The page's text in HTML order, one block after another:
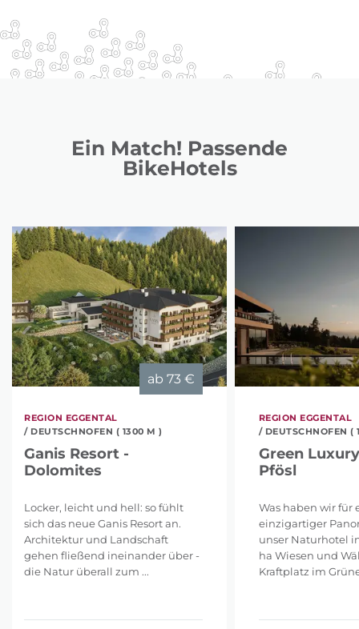
Ein Match! Passende
BikeHotels
ab 73 €
REGION EGGENTAL
/ DEUTSCHNOFEN ( 1300 M )
Ganis Resort -
Dolomites
Locker, leicht und hell: so fühlt
sich das neue Ganis Resort an.
Architektur und Landschaft
gehen fließend ineinander über -
die Natur überall zum ...
REGION EGGENTAL
/ DEUTSCHNOFEN (
Green
Pfösl
Was haben wir für
einzigartiger
unser Naturhotel
ha Wiesen und
Kraftplatz im